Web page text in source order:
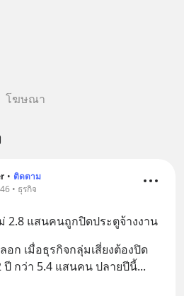
โฆษณา
• ติดตาม
• ธุรกิจ
2.8 แสนคนถูกปิดประตูจ้างงาน
อก เมื่อธุรกิจกลุ่มเสี่ยงต้องปิด
ปี กว่า 5.4 แสนคน ปลายปีนี้...